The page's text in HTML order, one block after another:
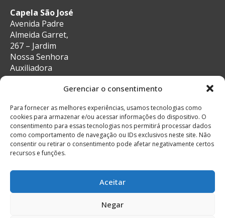
Gerenciar o consentimento
Para fornecer as melhores experiências, usamos tecnologias como
cookies para armazenar e/ou acessar informações do dispositivo. O
consentimento para essas tecnologias nos permitirá processar dados
como comportamento de navegação ou IDs exclusivos neste site. Não
consentir ou retirar o consentimento pode afetar negativamente certos
recursos e funções.
Aceitar
Negar
Capela São José
Avenida Padre
Almeida Garret,
267 – Jardim
Nossa Senhora
Auxiliadora
CEP: 13087-29 –
secretaria@auxiliadoracampinas.org.br
Telefone: 19-
3241-9713
Whatsapp: 19-
99132-4922
© Todos os direitos reservados